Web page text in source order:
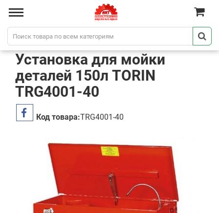
Установка для мойки
деталей 150л TORIN
TRG4001-40
Код товара:TRG4001-40